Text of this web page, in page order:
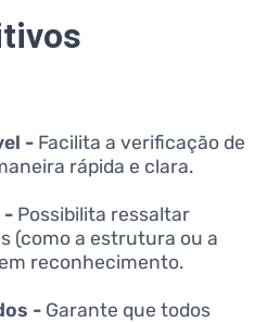
- Facilita a verificação de
rápida e clara.
- Possibilita ressaltar
(como a estrutura ou a
reconhecimento.
- Garante que todos